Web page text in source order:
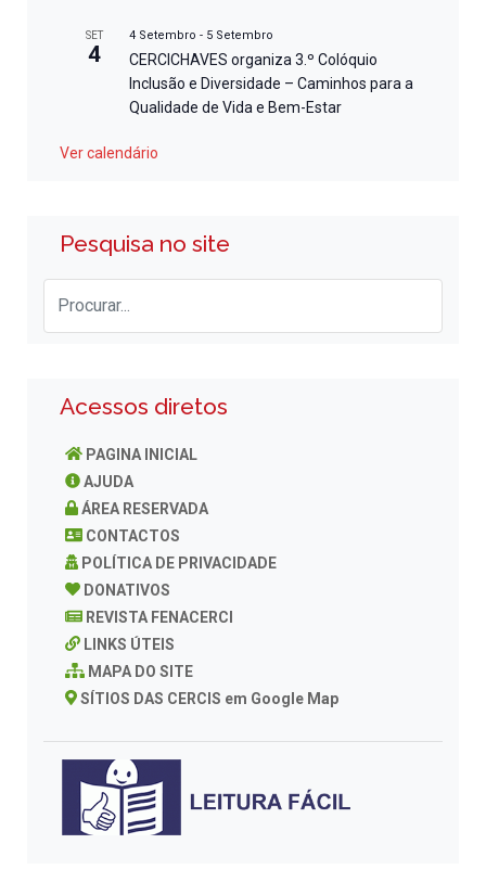
SET
4
4 Setembro - 5 Setembro
CERCICHAVES organiza 3.º Colóquio
Inclusão e Diversidade – Caminhos para a
Qualidade de Vida e Bem-Estar
Ver calendário
Pesquisa no site
Acessos diretos
PAGINA INICIAL
AJUDA
ÁREA RESERVADA
CONTACTOS
POLÍTICA DE PRIVACIDADE
DONATIVOS
REVISTA FENACERCI
LINKS ÚTEIS
MAPA DO SITE
SÍTIOS DAS CERCIS em Google Map